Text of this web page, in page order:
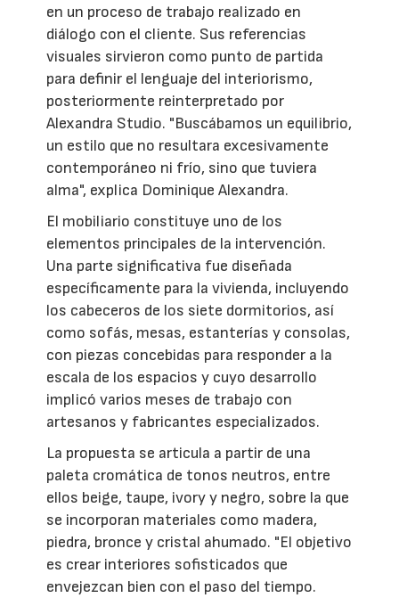
en un proceso de trabajo realizado en
diálogo con el cliente. Sus referencias
visuales sirvieron como punto de partida
para definir el lenguaje del interiorismo,
posteriormente reinterpretado por
Alexandra Studio. "Buscábamos un equilibrio,
un estilo que no resultara excesivamente
contemporáneo ni frío, sino que tuviera
alma", explica Dominique Alexandra.
El mobiliario constituye uno de los
elementos principales de la intervención.
Una parte significativa fue diseñada
específicamente para la vivienda, incluyendo
los cabeceros de los siete dormitorios, así
como sofás, mesas, estanterías y consolas,
con piezas concebidas para responder a la
escala de los espacios y cuyo desarrollo
implicó varios meses de trabajo con
artesanos y fabricantes especializados.
La propuesta se articula a partir de una
paleta cromática de tonos neutros, entre
ellos beige, taupe, ivory y negro, sobre la que
se incorporan materiales como madera,
piedra, bronce y cristal ahumado. "El objetivo
es crear interiores sofisticados que
envejezcan bien con el paso del tiempo.